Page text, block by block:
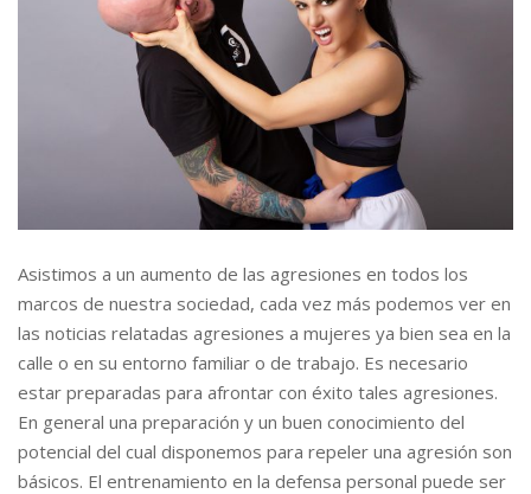
Asistimos a un aumento de las agresiones en todos los
marcos de nuestra sociedad, cada vez más podemos ver en
las noticias relatadas agresiones a mujeres ya bien sea en la
calle o en su entorno familiar o de trabajo. Es necesario
estar preparadas para afrontar con éxito tales agresiones.
En general una preparación y un buen conocimiento del
potencial del cual disponemos para repeler una agresión son
básicos. El entrenamiento en la defensa personal puede ser